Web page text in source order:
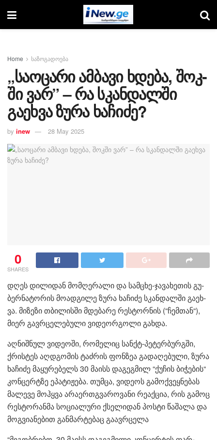
Home საზოგადოება
„სა­ო­ცა­რი ამ­ბა­ვი ხდე­ბა, შოკ­
ში ვარ” – რა სკანდალში
გაეხვა ზურა ხაჩიძე?
by inew 28 May 2025
0
SHARES
დღეს დი­ლი­დან მომ­ღე­რა­ლი და სამ­ცხე-ჯა­ვა­ხე­თის გუ­
ბერ­ნა­ტო­რის მო­ად­გი­ლე ზურა ხა­ჩი­ძე სკან­დალ­ში გა­ეხ­
ვა. მი­ზე­ზი თბი­ლის­ში მდე­ბა­რე რეს­ტორ­ნის (“ჩემ­თან“),
მიერ გავ­რცე­ლე­ბუ­ლი ვი­დე­ორ­გო­ლი გახ­და.
აღ­ნიშ­ნულ ვი­დე­ო­ში, რო­მე­ლიც სან­ქტ-პე­ტერ­ბურ­გში,
ქრის­ტეს აღ­დგო­მის ტაძ­რის ფონ­ზეა გა­და­ღე­ბუ­ლი, ზურა
ხა­ჩი­ძე მა­ყუ­რე­ბელს 30 მა­ისს და­გეგ­მილ “ქუ­ჩის ბი­ჭე­ბის“
კონ­ცერ­ტზე ეპა­ტი­ჟე­ბა. თუმ­ცა, ვი­დე­ოს გა­მოქ­ვეყ­ნე­ბას
მა­ლე­ვე მოჰ­ყვა არა­ერ­თგვა­რო­ვა­ნი რე­აქ­ცია, რის გა­მოც
რეს­ტო­რან­მა სო­ცი­ა­ლუ­რი ქსე­ლი­დან პოს­ტი წა­შა­ლა და
მოგ­ვი­ა­ნე­ბით გან­მარ­ტე­ბაც გა­ავ­რცე­ლა